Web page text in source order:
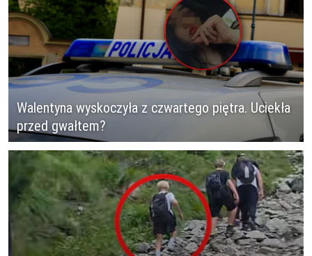
Walentyna wyskoczyła z czwartego piętra. Uciekła
przed gwałtem?